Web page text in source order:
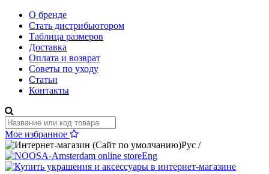
О бренде
Стать дистрибьютором
Таблица размеров
Доставка
Оплата и возврат
Советы по уходу
Статьи
Контакты
Мое избранное
Рус /
Eng